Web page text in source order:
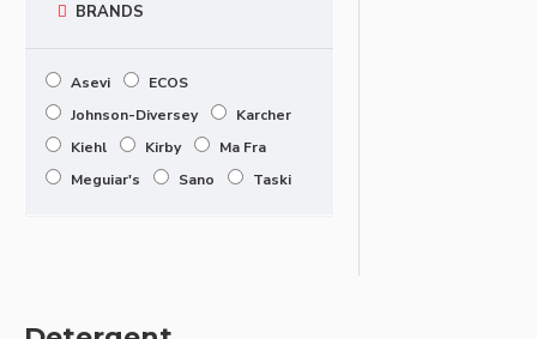
BRANDS
Asevi
ECOS
Johnson-Diversey
Karcher
Kiehl
Kirby
Ma Fra
Meguiar's
Sano Taski